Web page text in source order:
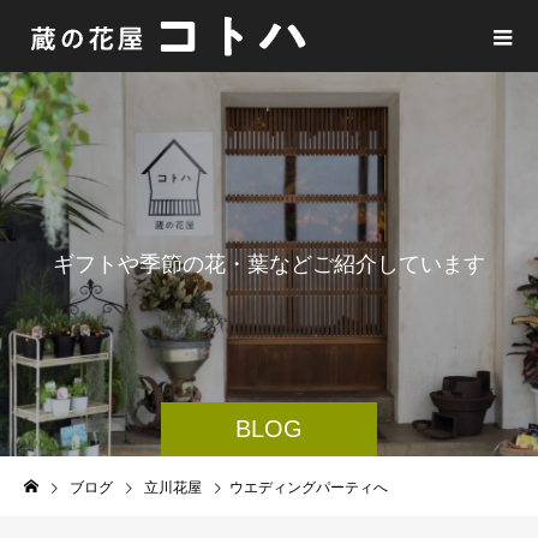
BLOG
ギフ ト や季節の花 ・ 葉な どご紹介し てい ま す
ブログ 立川花屋 ウエディングパーティへ